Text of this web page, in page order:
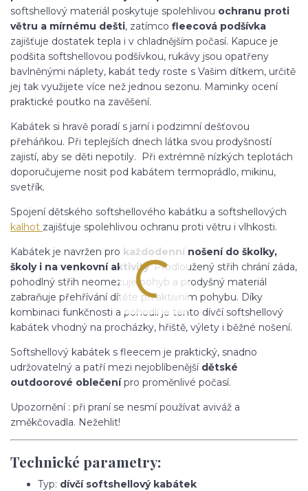
softshellový materiál poskytuje spolehlivou ochranu proti
větru a mírnému dešti, zatímco fleecová podšívka
zajišťuje dostatek tepla i v chladnějším počasí. Kapuce je
podšita softshellovou podšívkou, rukávy jsou opatřeny
bavlněnými náplety, kabát tedy roste s Vašim dítkem, určitě
jej tak využijete více než jednou sezonu. Maminky ocení
praktické poutko na zavěšení.
Kabátek si hravě poradí s jarní i podzimní dešťovou
přeháňkou. Při teplejších dnech látka svou prodyšností
zajistí, aby se děti nepotily. Při extrémně nízkých teplotách
doporučujeme nosit pod kabátem termoprádlo, mikinu,
svetřík.
Spojení dětského softshellového kabátku a softshellových
kalhot zajišťuje spolehlivou ochranu proti větru i vlhkosti.
Kabátek je navržen pro každodenní nošení do školky,
školy i na venkovní aktivity. Prodloužený střih chrání záda,
pohodlný střih neomezuje pohyb a prodyšný materiál
zabraňuje přehřívání dítěte při aktivním pohybu. Díky
kombinaci funkčnosti a pohodlí je tento dívčí softshellový
kabátek vhodný na procházky, hřiště, výlety i běžné nošení.
Softshellový kabátek s fleecem je praktický, snadno
udržovatelný a patří mezi nejoblíbenější dětské
outdoorové oblečenípro proměnlivé počasí.
Upozornění : při praní se nesmí používat aviváž a
změkčovadla. Nežehlit!
Technické parametry:
Typ: dívčí softshellový kabátek